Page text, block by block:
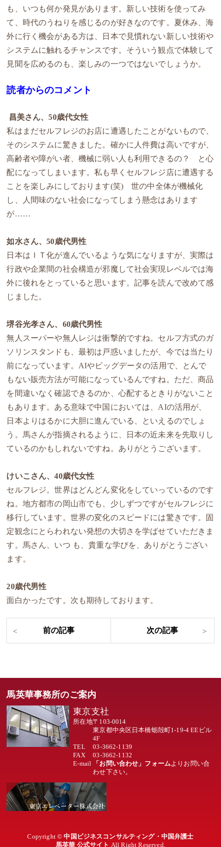
も、いつも何か発見があります。新しい技術を使ってみ
て、時代のうねりを感じるのが好きなのです。夏休み、海
外に行く機会がある方は、日本で見慣れない新しい技術や
システムに触れるチャンスです。そういう観点で体験して
見聞を広めるのも、楽しみの一つではないでしょうか。
読者からのコメント
昌美さん、50歳代女性
私はまだセルフレジのお店に遭遇したことがないもので、
そのシステムに驚きました。確かに人件費は高いですが、
高齢者や障がい者、機械に弱い人も利用できるの？ と心
配になってしまいます。私も早くセルフレジ店に遭遇する
ことを楽しみにしております(笑) 世の中全体が機械化
し、人間味のない社会になってしまう懸念はあります
が……
如水さん、50歳代男性
日本はＩＴ化が進んでいるような気になりますが、実際は
行政や企業間の社会構造が邪魔して社会実現レベルでは海
外に後れをとっていると思います。記事を読んで改めて感
じました。
堺谷光孝さん、60歳代男性
無人スーパーや無人レジは衝撃的ですね。セルフ方式のガ
ソリンスタンドも、最初は戸惑いましたが、今では当たり
前になっています。AIやビッグデータの活用で、とんで
もない販売方法が可能になっているんですね。ただ、商品
を間違いなく確認できるのか、心配するときりがないこと
もあります。ある意味で中国においては、AIの活用が、
日本よりはるかに大胆に進んでいる、といえるのでしょ
う。馬さんが指摘されるように、日本の近未来を先取りし
ているのかもしれないですね。ありがとうございます。
けいこさん、40歳代女性
セルフレジ。世界はどんどん変化をしていっているのです
ね。地方都市の岡山市でも、少しずつですがセルフレジに
移行しています。世界の変化のスピードには驚きです。固
定観念にとらわれない発想の大切さを学ばせていただきま
す。馬さん、いつ も、貴重な学びを、ありがとうござい
ます。
20歳代男性
面白かったです。次も期待しております。
馬英華事務所のご案内
東京支社
所在地〒103-0014
東京都中央区日本橋蛎殻町1-19-4 EEビル
4F
TEL
03-3662-1139
FAX
03-3662-1132
E-mail
「お問い合わせ」フォーム よりお問い合
わせ下さい。
Copyright ©中国ビジネスコンサルティング・中国弁護士
馬英華 公式サイト All Right Reserved.